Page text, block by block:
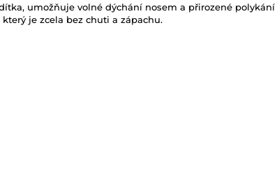
umožňuje volné dýchání nosem a přirozené
je zcela bez chuti a zápachu.